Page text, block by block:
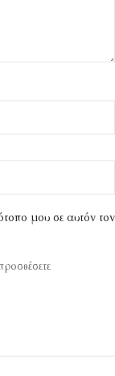
μου σε αυτόν τον